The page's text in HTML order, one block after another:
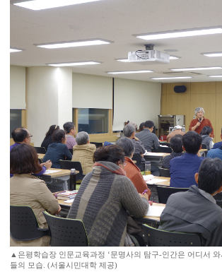
▲은평학습장 인문교육과정 ‘문명사의 탐구-인간은 어디서
들의 모습. (서울시민대학 제공)